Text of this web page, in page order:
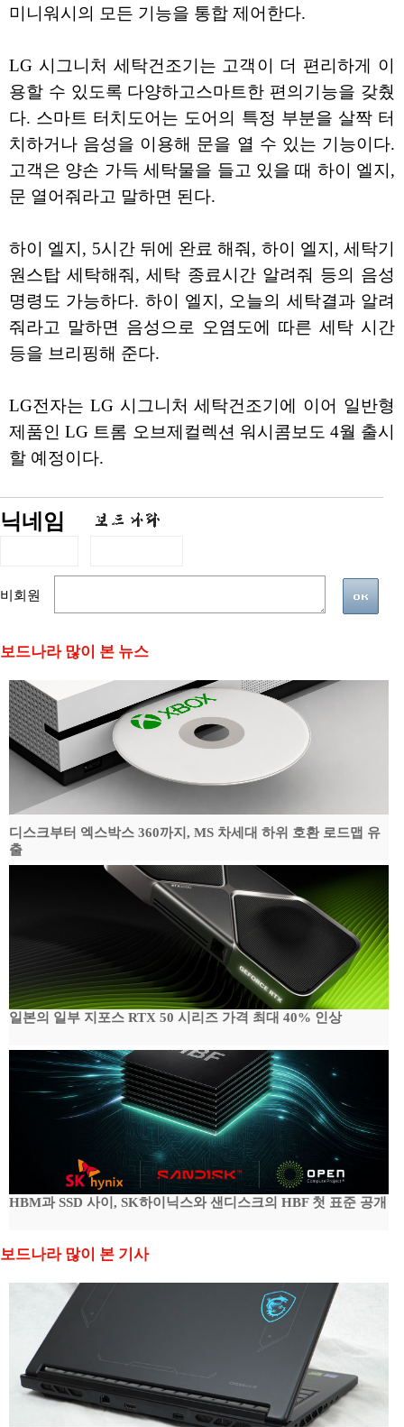
미니워시의 모든 기능을 통합 제어한다.
LG 시그니처 세탁건조기는 고객이 더 편리하게 이
용할 수 있도록 다양하고스마트한 편의기능을 갖췄
다. 스마트 터치도어는 도어의 특정 부분을 살짝 터
치하거나 음성을 이용해 문을 열 수 있는 기능이다.
고객은 양손 가득 세탁물을 들고 있을 때 하이 엘지,
문 열어줘라고 말하면 된다.
하이 엘지, 5시간 뒤에 완료 해줘, 하이 엘지, 세탁기
원스탑 세탁해줘, 세탁 종료시간 알려줘 등의 음성
명령도 가능하다. 하이 엘지, 오늘의 세탁결과 알려
줘라고 말하면 음성으로 오염도에 따른 세탁 시간
등을 브리핑해 준다.
LG전자는 LG 시그니처 세탁건조기에 이어 일반형
제품인 LG 트롬 오브제컬렉션 워시콤보도 4월 출시
할 예정이다.
닉네임
비회원
보드나라 많이 본 뉴스
디스크부터 엑스박스 360까지, MS 차세대 하위 호환 로드맵 유
출
일본의 일부 지포스 RTX 50 시리즈 가격 최대 40% 인상
HBM과 SSD 사이, SK하이닉스와 샌디스크의 HBF 첫 표준 공개
보드나라 많이 본 기사